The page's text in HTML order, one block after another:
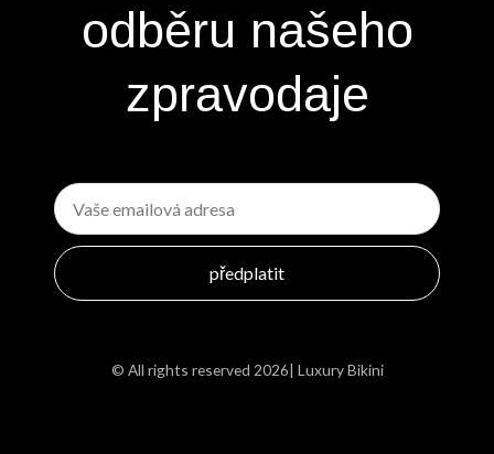
odběru našeho
zpravodaje
E-
mailem
předplatit
© All rights reserved 2026| Luxury Bikini